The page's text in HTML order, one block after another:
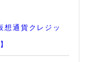
想通貨クレジッ